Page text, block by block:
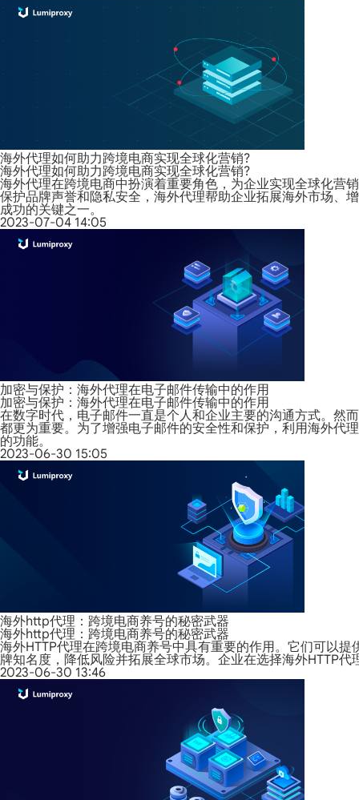
海外代理如何助力跨境电商实现全球化营销?
海外代理如何助力跨境电商实现全球化营销?
海外代理在跨境电商中扮演着重要角色，为企业实现全球化营
保护品牌声誉和隐私安全，海外代理帮助企业拓展海外市场、
成功的关键之一。
2023-07-04 14:05
加密与保护：海外代理在电子邮件传输中的作用
加密与保护：海外代理在电子邮件传输中的作用
在数字时代，电子邮件一直是个人和企业主要的沟通方式。然
都更为重要。为了增强电子邮件的安全性和保护，利用海外代
的功能。
2023-06-30 15:05
海外http代理：跨境电商养号的秘密武器
海外http代理：跨境电商养号的秘密武器
海外HTTP代理在跨境电商养号中具有重要的作用。它们可以
牌知名度，降低风险并拓展全球市场。企业在选择海外HTTP
2023-06-30 13:46